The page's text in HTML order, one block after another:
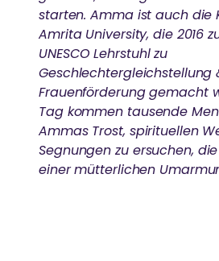
starten. Amma ist auch die
Amrita University, die 2016
UNESCO Lehrstuhl zu
Geschlechtergleichstellung
Frauenförderung gemacht
Tag kommen tausende
Ammas Trost, spirituellen
Segnungen zu ersuchen,
einer mütterlichen